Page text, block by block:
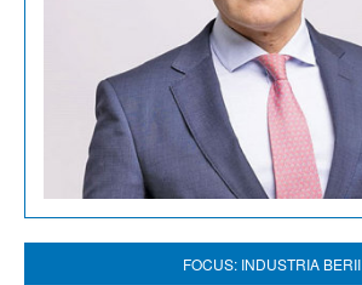
FOCUS: INDUSTRIA BERII